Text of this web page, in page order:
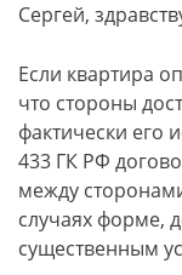
Сергей,
Если квартира
что стороны
фактически его
433 ГК РФ
между
случаях форме,
существенным